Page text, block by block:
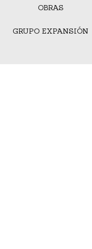
OBRAS
GRUPO EXPANSIÓN